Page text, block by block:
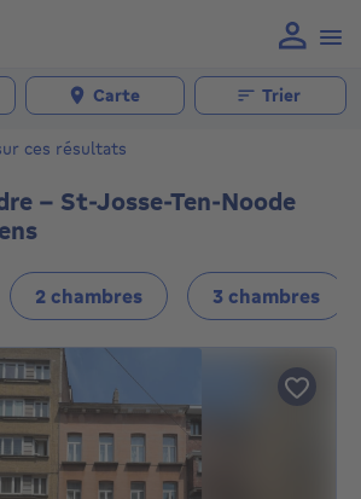
Carte Trier
ces résultats
- St-Josse-Ten-Noode
2 chambres 3 chambres